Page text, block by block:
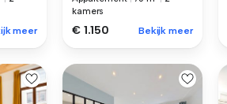
meer
kamers
€ 1.150 Bekijk meer